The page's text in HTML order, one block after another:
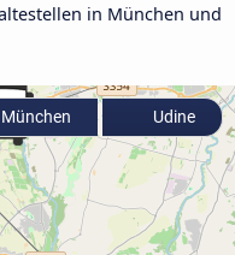
in München und
München Udine